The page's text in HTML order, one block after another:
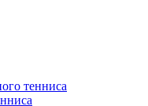
тенниса